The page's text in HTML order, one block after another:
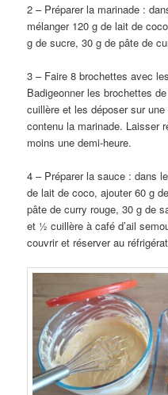
2 – Préparer la marinade :
mélanger 120 g de lait de
g de sucre, 30 g de pâte de
3 – Faire 8 brochettes avec
Badigeonner les brochettes
cuillère et les déposer sur
contenu la marinade. Laisser
moins une demi-heure.
4 – Préparer la sauce : dans
de lait de coco, ajouter 60 g
pâte de curry rouge, 30 g de
et ½ cuillère à café d’ail
couvrir et réserver au